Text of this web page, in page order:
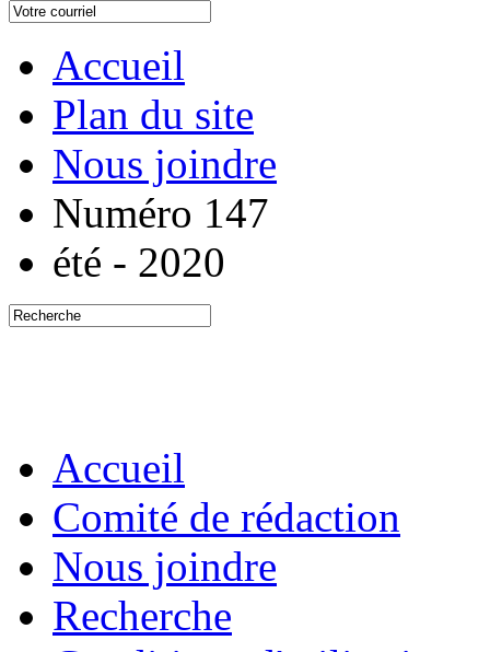
Accueil
Plan du site
Nous joindre
Numéro 147
été - 2020
Accueil
Comité de rédaction
Nous joindre
Recherche